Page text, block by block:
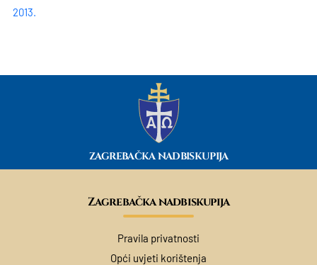
2013.
ZAGREBAČKA NADBISKUPIJA
Zagrebačka nadbiskupija
Pravila privatnosti
Opći uvjeti korištenja